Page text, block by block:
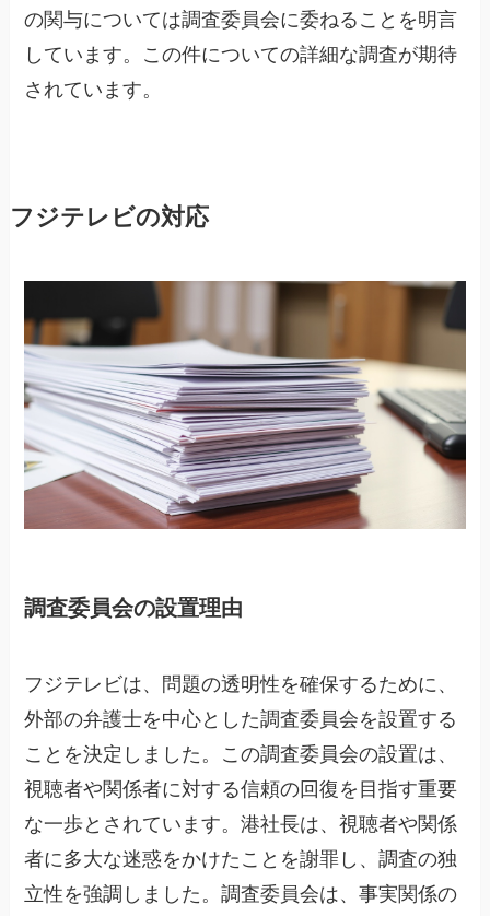
の関与については調査委員会に委ねることを明言
しています。この件についての詳細な調査が期待
されています。
フジテレビの対応
調査委員会の設置理由
フジテレビは、問題の透明性を確保するために、
外部の弁護士を中心とした調査委員会を設置する
ことを決定しました。この調査委員会の設置は、
視聴者や関係者に対する信頼の回復を目指す重要
な一歩とされています。港社長は、視聴者や関係
者に多大な迷惑をかけたことを謝罪し、調査の独
立性を強調しました。調査委員会は、事実関係の